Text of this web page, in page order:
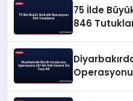
75 İlde
846
Operasyonu